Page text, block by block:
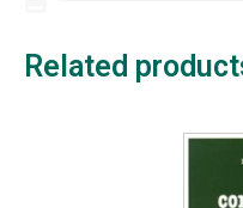
Related